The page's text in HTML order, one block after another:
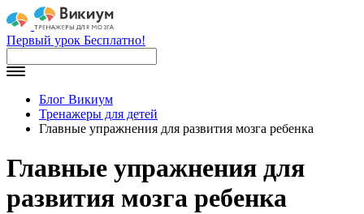
Первый урок Бесплатно!
Блог Викиум
Тренажеры для детей
Главные упражнения для развития мозга ребенка
Главные упражнения для
развития мозга ребенка